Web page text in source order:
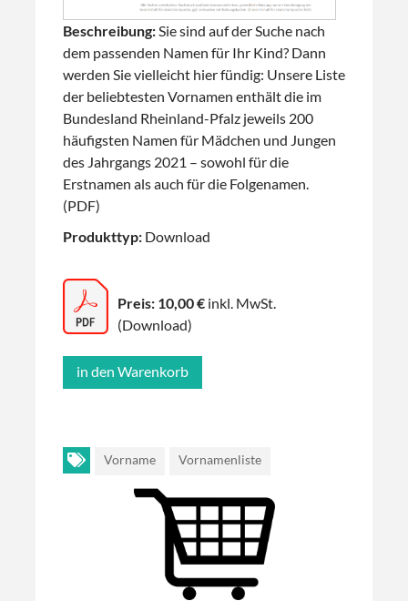
Beschreibung:Sie sind auf der Suche nach
dem passenden Namen für Ihr Kind? Dann
werden Sie vielleicht hier fündig: Unsere Liste
der beliebtesten Vornamen enthält die im
Bundesland Rheinland-Pfalz jeweils 200
häufigsten Namen für Mädchen und Jungen
des Jahrgangs 2021 – sowohl für die
Erstnamen als auch für die Folgenamen.
(PDF)
Produkttyp: Download
Preis: 10,00 € inkl. MwSt.
(Download)
Vorname Vornamenliste